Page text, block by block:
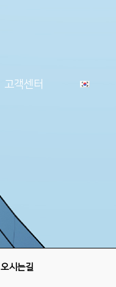
고객센터
오시는길